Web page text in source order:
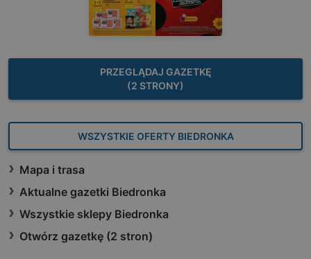
PRZEGLĄDAJ GAZETKĘ
(2 STRONY)
WSZYSTKIE OFERTY BIEDRONKA
Mapa i trasa
Aktualne gazetki Biedronka
Wszystkie sklepy Biedronka
Otwórz gazetkę (2 stron)